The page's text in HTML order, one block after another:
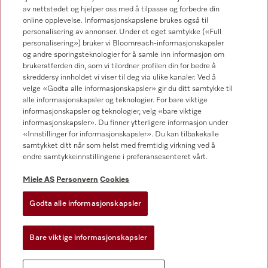
Forhandlersøk
Følg Miele Professional
Personvern
Vilkår for bruk
Vilkår og betingelser
Innstillinger for informasjonskapsler
av nettstedet og hjelper oss med å tilpasse og forbedre din
online opplevelse. Informasjonskapslene brukes også til
personalisering av annonser. Under et eget samtykke («Full
personalisering») bruker vi Bloomreach-informasjonskapsler
og andre sporingsteknologier for å samle inn informasjon om
brukeratferden din, som vi tilordner profilen din for bedre å
skreddersy innholdet vi viser til deg via ulike kanaler. Ved å
velge «Godta alle informasjonskapsler» gir du ditt samtykke til
alle informasjonskapsler og teknologier. For bare viktige
informasjonskapsler og teknologier, velg «bare viktige
informasjonskapsler». Du finner ytterligere informasjon under
«Innstillinger for informasjonskapsler». Du kan tilbakekalle
samtykket ditt når som helst med fremtidig virkning ved å
endre samtykkeinnstillingene i preferansesenteret vårt.
Miele AS Personvern Cookies
Godta alle informasjonskapsler
Bare viktige informasjonskapsler